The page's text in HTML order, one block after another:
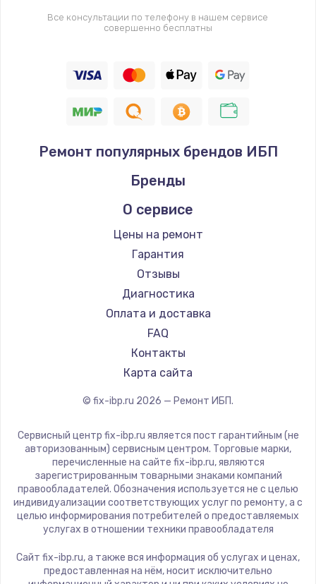
Все консультации по телефону в нашем сервисе
совершенно бесплатны
Ремонт популярных брендов ИБП
Бренды
О сервисе
Цены на ремонт
Гарантия
Отзывы
Диагностика
Оплата и доставка
FAQ
Контакты
Карта сайта
© fix-ibp.ru 2026 — Ремонт ИБП.
Сервисный центр fix-ibp.ru является пост гарантийным (не
авторизованным) сервисным центром. Торговые марки,
перечисленные на сайте fix-ibp.ru, являются
зарегистрированным товарными знаками компаний
правообладателей. Обозначения используется не с целью
индивидуализации соответствующих услуг по ремонту, а с
целью информирования потребителей о предоставляемых
услугах в отношении техники правообладателя
Сайт fix-ibp.ru, а также вся информация об услугах и ценах,
предоставленная на нём, носит исключительно